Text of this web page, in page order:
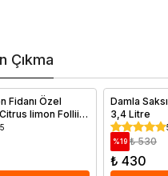
Çıkma
Fidanı Özel
limon Folliis
cm Saksıda
5
Damla
3,4 Litre
%19 ₺ 530
₺ 430